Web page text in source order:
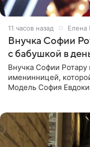
11 часов назад Елена
Внучка Софии
с бабушкой в
Внучка Софии Ротару
именинницей,
Модель София